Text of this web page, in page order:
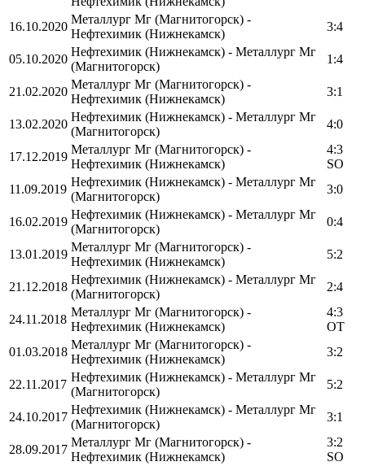
16.10.2020
Металлург Мг (Магнитогорск) -
Нефтехимик (Нижнекамск)
3:4
05.10.2020
Нефтехимик (Нижнекамск) - Металлург Мг
(Магнитогорск)
1:4
21.02.2020
Металлург Мг (Магнитогорск) -
Нефтехимик (Нижнекамск)
3:1
13.02.2020
Нефтехимик (Нижнекамск) - Металлург Мг
(Магнитогорск)
4:0
17.12.2019
Металлург Мг (Магнитогорск) -
Нефтехимик (Нижнекамск)
4:3
SO
11.09.2019
Нефтехимик (Нижнекамск) - Металлург Мг
(Магнитогорск)
3:0
16.02.2019
Нефтехимик (Нижнекамск) - Металлург Мг
(Магнитогорск)
0:4
13.01.2019
Металлург Мг (Магнитогорск) -
Нефтехимик (Нижнекамск)
5:2
21.12.2018
Нефтехимик (Нижнекамск) - Металлург Мг
(Магнитогорск)
2:4
24.11.2018
Металлург Мг (Магнитогорск) -
Нефтехимик (Нижнекамск)
4:3
OT
01.03.2018
Металлург Мг (Магнитогорск) -
Нефтехимик (Нижнекамск)
3:2
22.11.2017
Нефтехимик (Нижнекамск) - Металлург Мг
(Магнитогорск)
5:2
24.10.2017
Нефтехимик (Нижнекамск) - Металлург Мг
(Магнитогорск)
3:1
28.09.2017
Металлург Мг (Магнитогорск) -
Нефтехимик (Нижнекамск)
3:2
SO